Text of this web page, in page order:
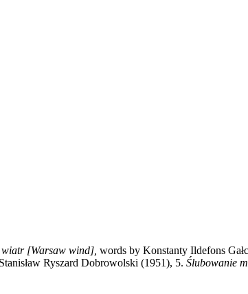
wiatr [Warsaw wind], words by Konstanty Ildefons
Ryszard Dobrowolski (1951), 5. Ślubowanie